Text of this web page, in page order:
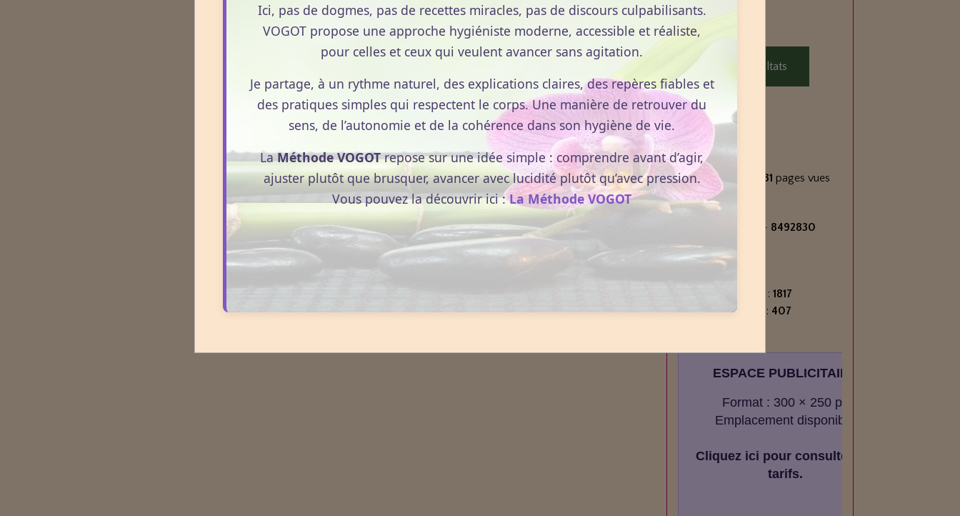
Voir les résultats
Statistiques
Aujourd'hui
1235 visiteurs - 2331 pages vues
Total
visiteurs - 8492830
pages vues
Nombre de pages :1817
Nombre d'articles : 407
ESPACE PUBLICITAIRE
Format : 300 × 250 px
Emplacement disponible
Cliquez ici pour consulter les
tarifs.
Ici, pas de dogmes, pas de recettes miracles, pas de discours culpabilisants.
VOGOT propose une approche hygiéniste moderne, accessible et réaliste,
pour celles et ceux qui veulent avancer sans agitation.
Je partage, à un rythme naturel, des explications claires, des repères fiables et
des pratiques simples qui respectent le corps. Une manière de retrouver du
sens, de l’autonomie et de la cohérence dans son hygiène de vie.
LaMéthode VOGOTrepose sur une idée simple : comprendre avant d’agir,
ajuster plutôt que brusquer, avancer avec lucidité plutôt qu’avec pression.
Vous pouvez la découvrir ici :La Méthode VOGOT